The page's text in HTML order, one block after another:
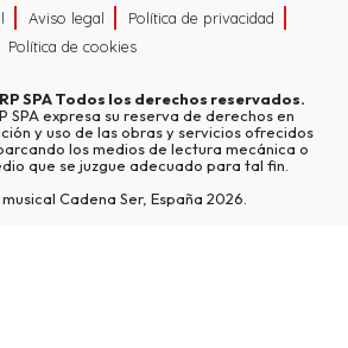
Aviso legal
Política de privacidad
Política de cookies
SPATodos los derechos reservados.
SPA expresa su reserva de derechos en
y uso de las obras y servicios ofrecidos
los medios de lectura mecánica o
que se juzgue adecuado para tal fin.
Cadena Ser, España 2026.